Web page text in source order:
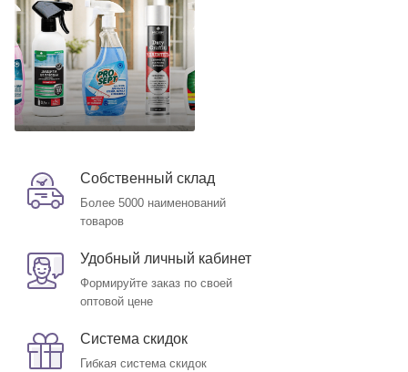
Собственный склад
Более 5000 наименований
товаров
Удобный личный кабинет
Формируйте заказ по своей
оптовой цене
Система скидок
Гибкая система скидок